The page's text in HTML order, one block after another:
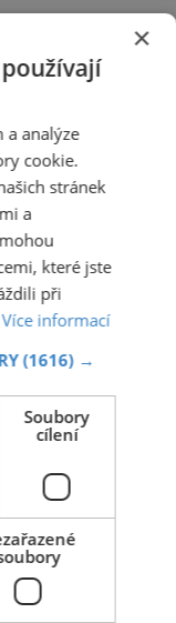
×
a analýze
cookie.
stránek
a
které jste
při
Více informací
(1616) →
Soubory
cílení